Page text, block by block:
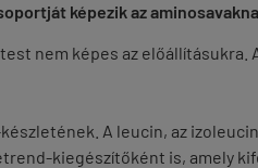
képezik az
nem képes az
A leucin, az
kiegészítőként is, amely